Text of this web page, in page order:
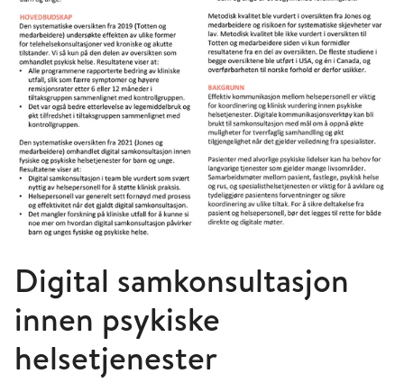
Digital samkonsultasjon
innen psykiske
helsetjenester